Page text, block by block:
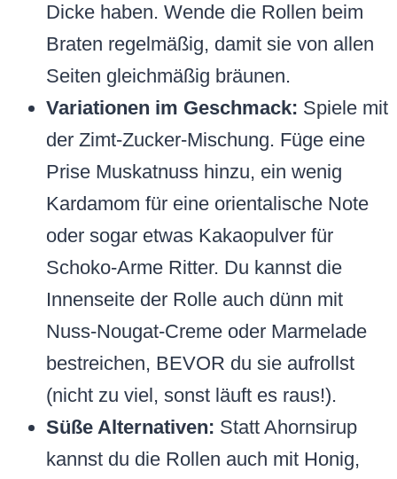
Dicke haben. Wende die Rollen beim
Braten regelmäßig, damit sie von allen
Seiten gleichmäßig bräunen.
Variationen im Geschmack: Spiele mit
der Zimt-Zucker-Mischung. Füge eine
Prise Muskatnuss hinzu, ein wenig
Kardamom für eine orientalische Note
oder sogar etwas Kakaopulver für
Schoko-Arme Ritter. Du kannst die
Innenseite der Rolle auch dünn mit
Nuss-Nougat-Creme oder Marmelade
bestreichen, BEVOR du sie aufrollst
(nicht zu viel, sonst läuft es raus!).
Süße Alternativen: Statt Ahornsirup
kannst du die Rollen auch mit Honig,